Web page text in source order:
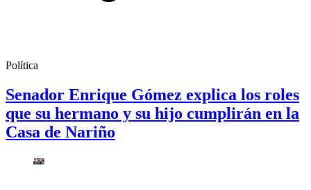
Política
Senador Enrique Gómez explica los roles
que su hermano y su hijo cumplirán en la
Casa de Nariño